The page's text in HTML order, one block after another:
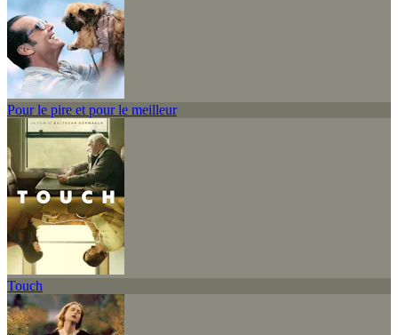
Pour le pire et pour le meilleur
Touch